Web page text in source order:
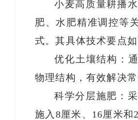
小麦高质量耕播
肥、水肥精准调控等
式。其具体技术要点如
优化土壤结构：
物理结构，有效解决
科学分层施肥：
施入8厘米、16厘米